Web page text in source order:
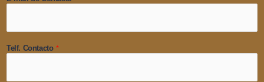
Telf. Contacto *